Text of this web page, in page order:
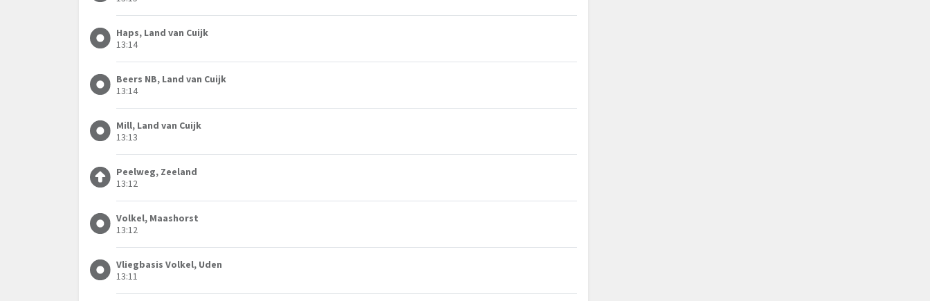
Haps, Land van Cuijk
13:14
Beers NB, Land van Cuijk
13:14
Mill, Land van Cuijk
13:13
Peelweg, Zeeland
13:12
Volkel, Maashorst
13:12
Vliegbasis Volkel, Uden
13:11